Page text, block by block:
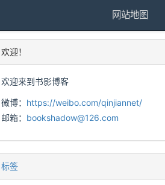
网站地图
欢迎！
欢迎来到书影博客
微博： https://weibo.com/qinjiannet/
邮箱： bookshadow@126.com
标签